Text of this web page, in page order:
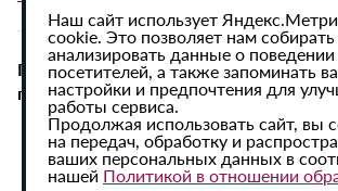
При использовании материалов сайта
гиперссылка на ИА «Регион 64»
Наш сайт использует
cookie. Это позволяет нам
анализировать данные о поведении
посетителей, а также запоминать
настройки и предпочтения для
работы сервиса.
Продолжая использовать сайт, вы
на передач, обработку и
ваших персональных данных в
нашей Политикой в отношении